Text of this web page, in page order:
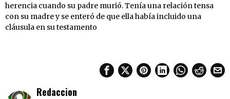
herencia cuando su padre murió. Tenía una relación tensa
con su madre y se enteró de que ella había incluido una
cláusula en su testamento
Redaccion